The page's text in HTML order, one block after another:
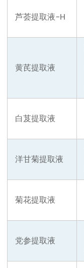
芦荟提取液-H
黄芪提取液
白芨提取液
洋甘菊提取液
菊花提取液
党参提取液